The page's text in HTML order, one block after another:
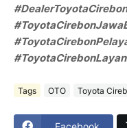
#DealerToyotaCirebon
Tags OTO Toyota